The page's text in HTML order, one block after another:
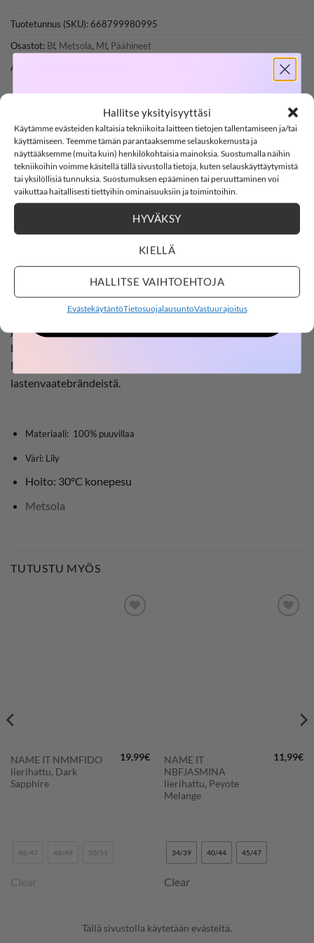
Hallitse yksityisyyttäsi
Käytämme evästeiden kaltaisia tekniikoita laitteen tietojen tallentamiseen ja/tai
käyttämiseen. Teemme tämän parantaaksemme selauskokemusta ja
näyttääksemme (muita kuin) henkilökohtaisia mainoksia. Suostumalla näihin
tekniikoihin voimme käsitellä tällä sivustolla tietoja, kuten selauskäyttäytymistä
tai yksilöllisiä tunnuksia. Suostumuksen epääminen tai peruuttaminen voi
vaikuttaa haitallisesti tiettyihin ominaisuuksiin ja toimintoihin.
HYVÄKSY
KIELLÄ
HALLITSE VAIHTOEHTOJA
EvästekäytäntöTietosuojalausuntoVastuurajoitus
Tuotetunnus (SKU):668799980995
Osastot: Bf, Metsola, Mf, Päähineet
Avainsana tuotteelle
KUVAUS
LISÄTIEDOT
METSOLA CRYSTAL HAT puuvillapipo,
Lily
METSOLAN todella ihana tupsupipo, joka on valmistettu
joustavasta neulospuuvillasta. Neulosnauhat kiinnitykseen
leuan alle.
Metsola on yksi Suomen vanhimmista
lastenvaatebrändeistä.
Materiaali: 100% puuvillaa
Väri: Lily
Hoito: 30ºC konepesu
Metsola
TUTUSTU MYÖS
NAME IT NMMFIDO
lierihattu, Dark
Sapphire
19,99€
46/47 48/49 50/51
Clear
NAME IT
NBFJASMINA
lierihattu, Peyote
Melange
11,99€
34/39 40/44 45/47
Clear
Tällä sivustolla käytetään evästeitä.
SOFTSHELL
-15%
15% ALENNUS KOODILLA:SOFTSHELL15
Countdown ends in:
0200
hours
::57
57
minutes
:18
OSTOKSILLE